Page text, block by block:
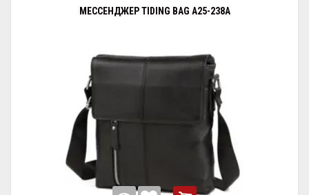
МЕССЕНДЖЕР TIDING BAG A25-238A